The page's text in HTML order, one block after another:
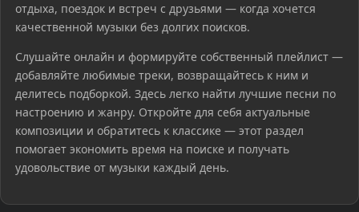
отдыха, поездок и встреч с друзьями — когда хочется
качественной музыки без долгих поисков.
Слушайте онлайн и формируйте собственный плейлист —
добавляйте любимые треки, возвращайтесь к ним и
делитесь подборкой. Здесь легко найти лучшие песни по
настроению и жанру. Откройте для себя актуальные
композиции и обратитесь к классике — этот раздел
помогает экономить время на поиске и получать
удовольствие от музыки каждый день.